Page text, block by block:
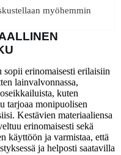
myöhemmin
erinomaisesti erilaisiin
lainvalvonnassa,
kuten
tarjoaa monipuolisen
Kestävien materiaaliensa
erinomaisesti sekä
käyttöön ja varmistaa, että
ja helposti saatavilla